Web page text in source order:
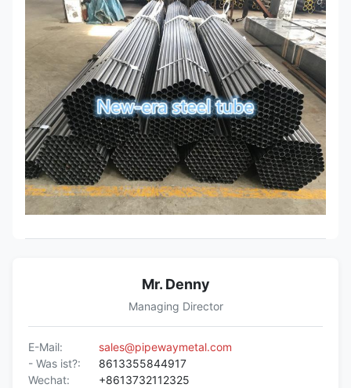
Mr. Denny
Managing Director
E-Mail:
sales@pipewaymetal.com
- Was ist?:
8613355844917
Wechat:
+8613732112325